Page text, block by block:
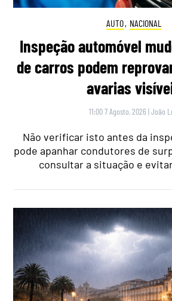
AUTO, NACIONAL
Inspeção automóvel
de carros podem
avarias
11:00 7 Agosto, 2026 |João
Não verificar isto antes da
pode apanhar condutores de
consultar a situação e